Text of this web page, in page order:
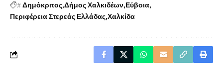
#Δημόκριτος Δήμος Χαλκιδέων Εύβοια
Περιφέρεια Στερεάς Ελλάδας Χαλκίδα